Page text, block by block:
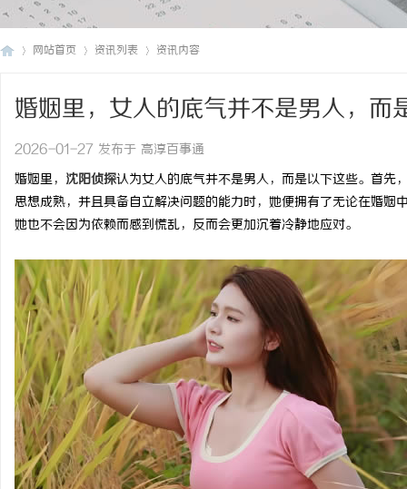
网站首页 资讯列表 资讯内容
婚姻里，女人的底气并不是男人，而
2026-01-27 发布于 高淳百事通
婚姻里， 沈阳侦探认为女人的底气并不是男人，而是以下这些。首先
思想成熟，并且具备自立解决问题的能力时，她便拥有了无论在婚
她也不会因为依赖而感到慌乱，反而会更加沉着冷静地应对。